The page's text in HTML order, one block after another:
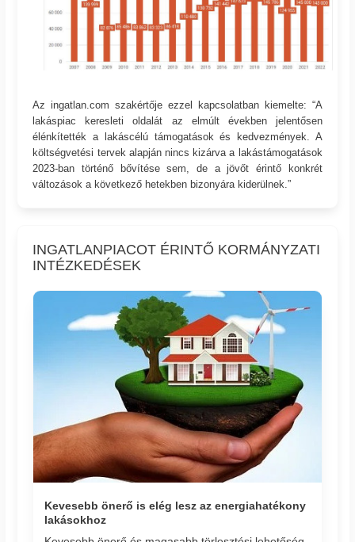
Az ingatlan.com szakértője ezzel kapcsolatban kiemelte: “A
lakáspiac keresleti oldalát az elmúlt években jelentősen
élénkítették a lakáscélú támogatások és kedvezmények. A
költségvetési tervek alapján nincs kizárva a lakástámogatások
2023-ban történő bővítése sem, de a jövőt érintő konkrét
változások a következő hetekben bizonyára kiderülnek.”
INGATLANPIACOT ÉRINTŐ KORMÁNYZATI
INTÉZKEDÉSEK
Kevesebb önerő is elég lesz az energiahatékony
lakásokhoz